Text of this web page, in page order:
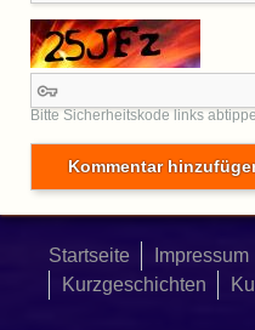
Bitte Sicherheitskode links
Startseite Impressum
Kurzgeschichten